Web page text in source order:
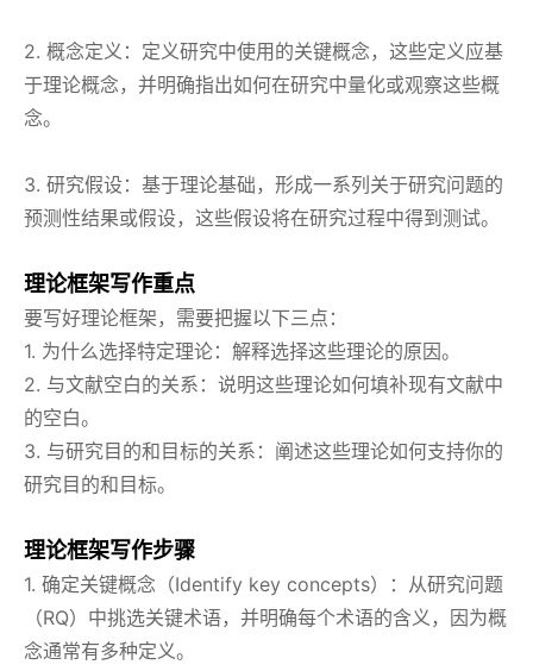
2. 概念定义：定义研究中使用的关键概念，这些定义应基
于理论概念，并明确指出如何在研究中量化或观察这些概
念。
3. 研究假设：基于理论基础，形成一系列关于研究问题的
预测性结果或假设，这些假设将在研究过程中得到测试。
理论框架写作重点
要写好理论框架，需要把握以下三点：
1. 为什么选择特定理论：解释选择这些理论的原因。
2. 与文献空白的关系：说明这些理论如何填补现有文献中
的空白。
3. 与研究目的和目标的关系：阐述这些理论如何支持你的
研究目的和目标。
理论框架写作步骤
1. 确定关键概念（Identify key concepts）：从研究问题
（RQ）中挑选关键术语，并明确每个术语的含义，因为概
念通常有多种定义。